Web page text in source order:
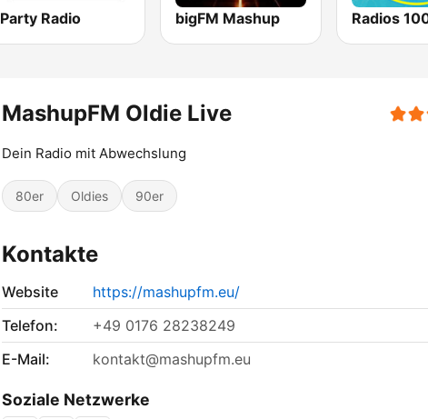
Party Radio bigFM Mashup
MashupFM Oldie Live
Dein Radio mit Abwechslung
80er Oldies 90er
Kontakte
Website
https://mashupfm.eu/
Telefon:
+49 0176 28238249
E-Mail:
kontakt@mashupfm.eu
Soziale Netzwerke